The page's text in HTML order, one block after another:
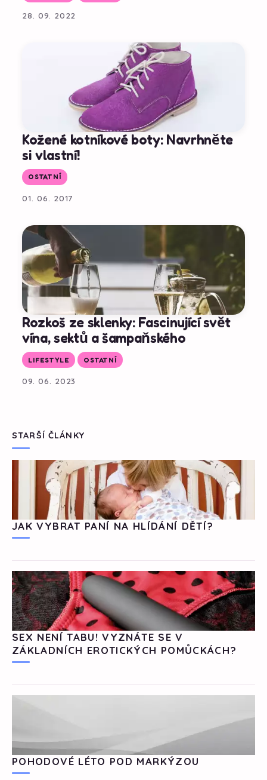
28. 09. 2022
Kožené kotníkové boty: Navrhněte
si vlastní!
OSTATNÍ
01. 06. 2017
Rozkoš ze sklenky: Fascinující svět
vína, sektů a šampaňského
LIFESTYLE OSTATNÍ
09. 06. 2023
STARŠÍ ČLÁNKY
JAK VYBRAT PANÍ NA HLÍDÁNÍ DĚTÍ?
SEX NENÍ TABU! VYZNÁTE SE V
ZÁKLADNÍCH EROTICKÝCH POMŮCKÁCH?
POHODOVÉ LÉTO POD MARKÝZOU